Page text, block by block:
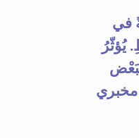
في
يُؤثّرُ
كبَعْض
مخبري